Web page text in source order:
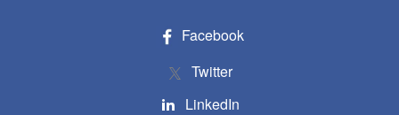
Facebook
Twitter
LinkedIn